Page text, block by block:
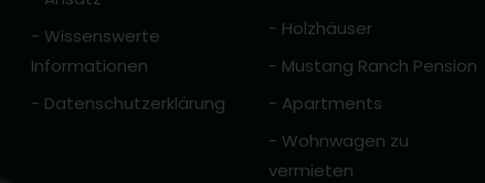
- Wissenswerte
Informationen
- Datenschutzerklärung
- Holzhäuser
- Mustang Ranch Pension
- Apartments
- Wohnwagen zu
vermieten